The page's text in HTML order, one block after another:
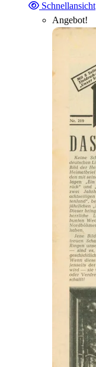
Schnellansicht
Angebot!